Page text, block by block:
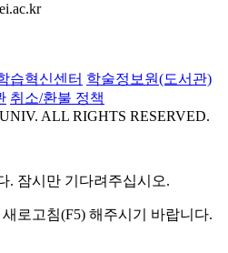
습혁신센터 학술정보원(도서관)
취소/환불 정책
ALL RIGHTS RESERVED.
. 잠시만 기다려주십시오.
로고침(F5) 해주시기 바랍니다.